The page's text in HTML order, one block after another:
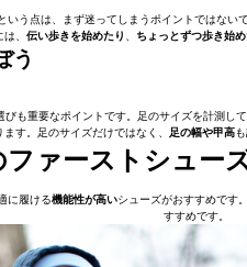
う点は、まず迷ってしまうポイントではない
、 伝い歩きを始めたり ちょっとずつ歩き始
う
も重要なポイントです。足のサイズを計測して
す。足のサイズだけではなく、 足の幅や甲高
ァーストシュー
に履ける機能性が高いシューズがおすすめです
すすめです。